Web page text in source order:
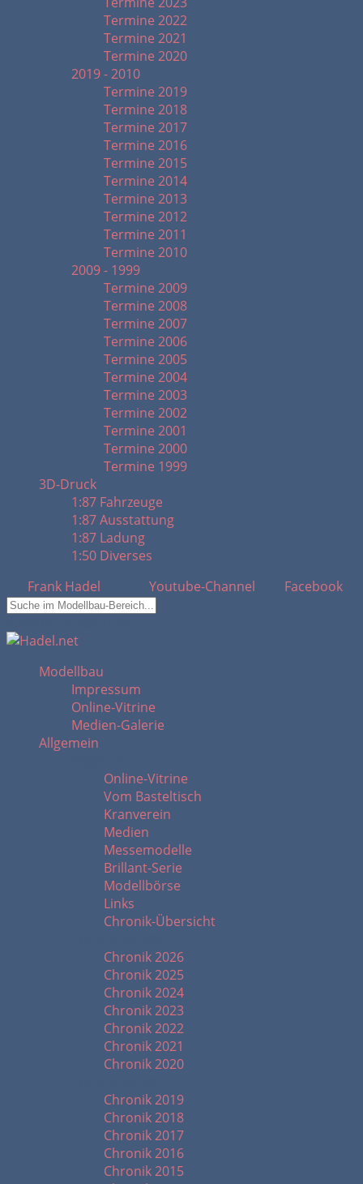
Termine 2022
Termine 2021
Termine 2020
2019 - 2010
Termine 2019
Termine 2018
Termine 2017
Termine 2016
Termine 2015
Termine 2014
Termine 2013
Termine 2012
Termine 2011
Termine 2010
2009 - 1999
Termine 2009
Termine 2008
Termine 2007
Termine 2006
Termine 2005
Termine 2004
Termine 2003
Termine 2002
Termine 2001
Termine 2000
Termine 1999
3D-Druck
1:87 Fahrzeuge
1:87 Ausstattung
1:87 Ladung
1:50 Diverses
Frank Hadel
Youtube-Channel Facebook
Modellbau
Impressum
Online-Vitrine
Medien-Galerie
Allgemein
Online-Vitrine
Vom Basteltisch
Kranverein
Medien
Messemodelle
Brillant-Serie
Modellbörse
Links
Chronik-Übersicht
Chronik 2026
Chronik 2025
Chronik 2024
Chronik 2023
Chronik 2022
Chronik 2021
Chronik 2020
Chronik 2019
Chronik 2018
Chronik 2017
Chronik 2016
Chronik 2015